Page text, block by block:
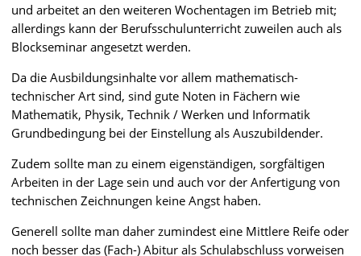
und arbeitet an den weiteren Wochentagen im Betrieb mit;
allerdings kann der Berufsschulunterricht zuweilen auch als
Blockseminar angesetzt werden.
Da die Ausbildungsinhalte vor allem mathematisch-
technischer Art sind, sind gute Noten in Fächern wie
Mathematik, Physik, Technik / Werken und Informatik
Grundbedingung bei der Einstellung als Auszubildender.
Zudem sollte man zu einem eigenständigen, sorgfältigen
Arbeiten in der Lage sein und auch vor der Anfertigung von
technischen Zeichnungen keine Angst haben.
Generell sollte man daher zumindest eine Mittlere Reife oder
noch besser das (Fach-) Abitur als Schulabschluss vorweisen